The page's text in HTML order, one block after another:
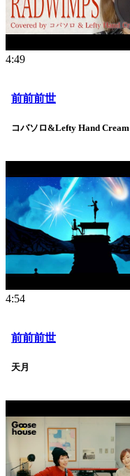
4:49
前前前世
コバソロ&Lefty Hand Cream
4:54
前前前世
天月